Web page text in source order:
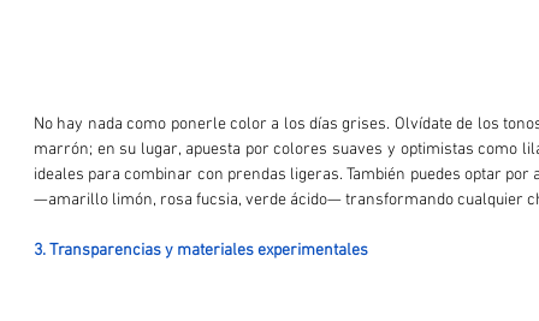
No hay nada como ponerle color a los días grises. Olvídate de los
marrón; en su lugar, apuesta por colores suaves y optimistas como
ideales para combinar con prendas ligeras. También puedes optar por
—amarillo limón, rosa fucsia, verde ácido— transformando cualquier
3. Transparencias y materiales experimentales